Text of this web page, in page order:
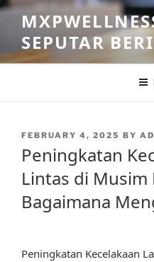
Skip
contentSEPUTAR
POSTED
FEBRUARY 4, 2025 BY
Peningkatan
Lintas di Musim
Bagaimana
Peningkatan Kecelakaan